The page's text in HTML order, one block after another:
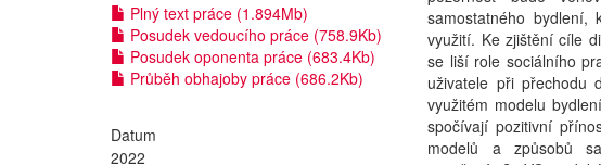
Plný text práce (1.894Mb)
Posudek vedoucího práce (758.9Kb)
Posudek oponenta práce (683.4Kb)
Průběh obhajoby práce (686.2Kb)
Datum
2022
samostatného bydlení,
využití. Ke zjištění cíle
se liší role sociálního
uživatele při přechodu
využitém modelu
spočívají pozitivní
modelů a způsobů